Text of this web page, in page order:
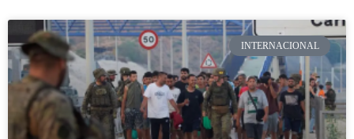
INTERNACIONAL